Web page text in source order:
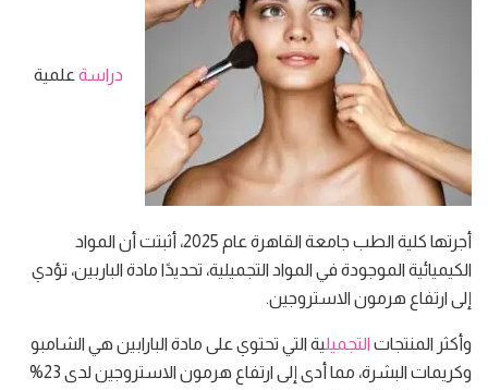
دراسة علمية
أجرتها كلية الطب جامعة القاهرة عام 2025، أثبتت أن المواد
الكيميائية الموجودة في المواد التجميلية، تحديدًا مادة الباربين، تؤدي
إلى ارتفاع هرمون الاستروجين.
وأكثر المنتجات التجميلية التي تحتوي على مادة البارابين هي الشامبو
وكريمات البشرة، مما أدى إلى ارتفاع هرمون الاستروجين لدى 23%